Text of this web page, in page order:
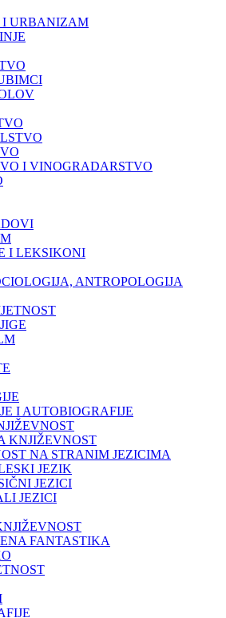
URBANIZAM
I VINOGRADARSTVO
I LEKSIKONI
ANTROPOLOGIJA
I AUTOBIOGRAFIJE
KNJIŽEVNOST
NA STRANIM JEZICIMA
JEZIK
JEZICI
JEZICI
FANTASTIKA